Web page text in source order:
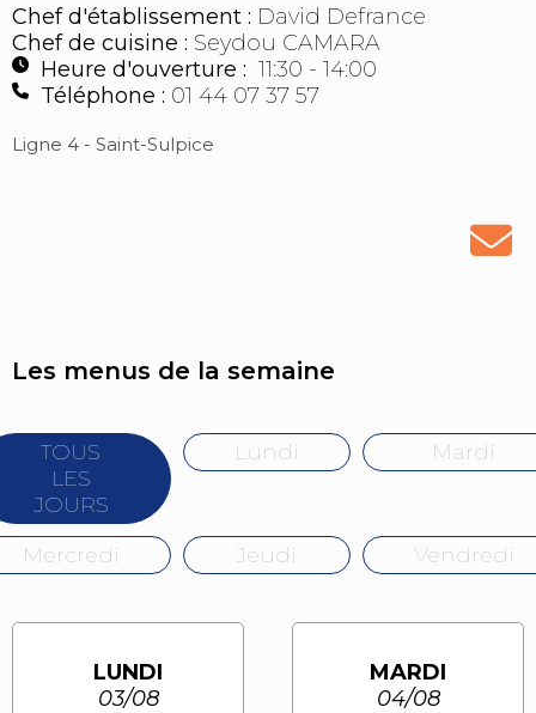
Chef d'établissement : David Defrance
Chef de cuisine : Seydou CAMARA
Heure d'ouverture : 11:30 - 14:00
Téléphone : 01 44 07 37 57
Ligne 4 - Saint-Sulpice
Les menus de la semaine
TOUS
LES
JOURS
Lundi Mardi
Mercredi Jeudi Vendredi
LUNDI
03/08
MARDI
04/08